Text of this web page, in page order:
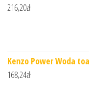
216,20zł
Kenzo Power Woda
168,24zł